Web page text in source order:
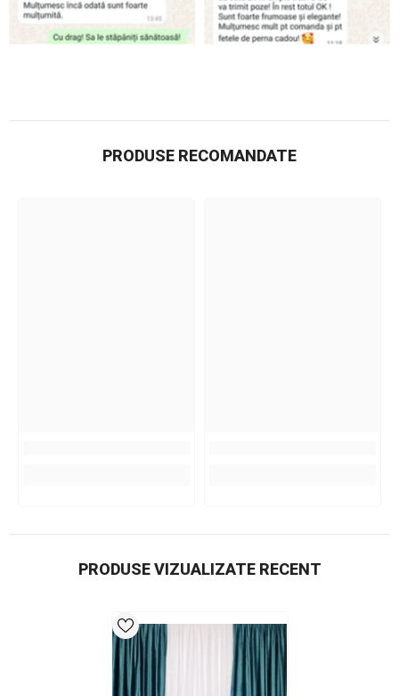
PRODUSE RECOMANDATE
PRODUSE VIZUALIZATE RECENT